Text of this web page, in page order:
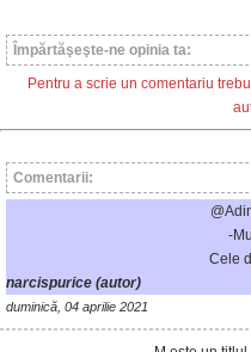
Împărtăşeşte-ne opinia ta:
Pentru a scrie un comentariu
Comentarii:
-
Cele
narcispurice (autor)
duminică, 04 aprilie 2021